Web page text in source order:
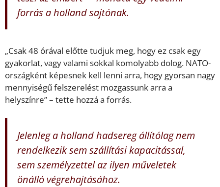
forrás a holland sajtónak.
„Csak 48 órával előtte tudjuk meg, hogy ez csak egy
gyakorlat, vagy valami sokkal komolyabb dolog. NATO-
országként képesnek kell lenni arra, hogy gyorsan nagy
mennyiségű felszerelést mozgassunk arra a
helyszínre” – tette hozzá a forrás.
Jelenleg a holland hadsereg állítólag nem
rendelkezik sem szállítási kapacitással,
sem személyzettel az ilyen műveletek
önálló végrehajtásához.